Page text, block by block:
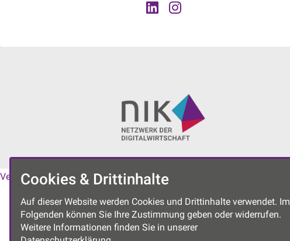
Vereinssatzung|Datenschutzerklärung|
Cookies & Drittinhalte
Auf dieser Website werden Cookies und Drittinhalte verwendet. Im
Folgenden können Sie Ihre Zustimmung geben oder widerrufen.
Weitere Informationen finden Sie in unserer